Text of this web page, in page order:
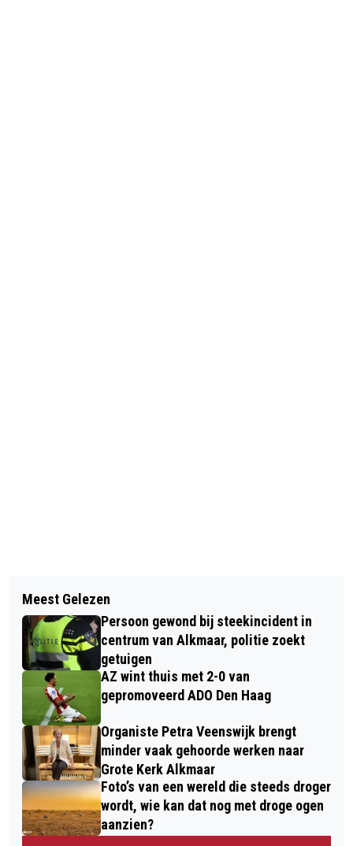
GROTE KERK ALKMAAR VIERT
JUBILEA VAN KLOK EN ORGEL MET
JORIS STRIJBOS EXPOSITIE ’ ECHOES
OF ETERNITY’
LIMMEN OP Z’N PAASBEST:
BLOEMENDAGEN VOEREN TALLOZE
BEZOEKERS LANGS BIJZONDERE
BLOEMMOZAÏEKEN
Meest Gelezen
Persoon gewond bij steekincident in
centrum van Alkmaar, politie zoekt
getuigen
AZ wint thuis met 2-0 van
gepromoveerd ADO Den Haag
Organiste Petra Veenswijk brengt
minder vaak gehoorde werken naar
Grote Kerk Alkmaar
Foto’s van een wereld die steeds droger
wordt, wie kan dat nog met droge ogen
aanzien?